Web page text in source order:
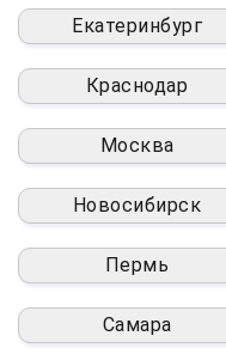
Екатеринбург
Краснодар
Москва
Новосибирск
Пермь
Самара